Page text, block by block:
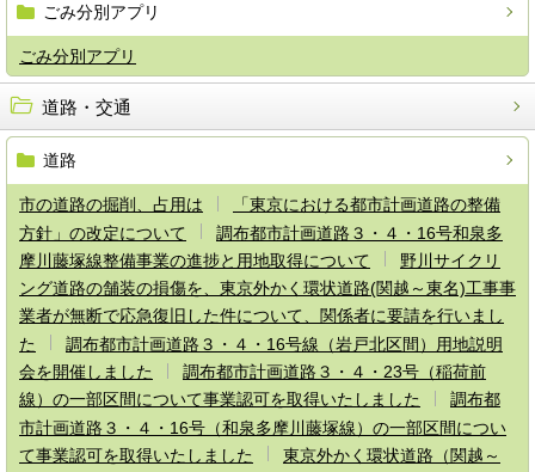
ごみ分別アプリ
ごみ分別アプリ
道路・交通
道路
市の道路の掘削、占用は
「東京における都市計画道路の整備
方針」の改定について
調布都市計画道路３・４・16号和泉多
摩川藤塚線整備事業の進捗と用地取得について
野川サイクリ
ング道路の舗装の損傷を、東京外かく環状道路(関越～東名)工事事
業者が無断で応急復旧した件について、関係者に要請を行いまし
た
調布都市計画道路３・４・16号線（岩戸北区間）用地説明
会を開催しました
調布都市計画道路３・４・23号（稲荷前
線）の一部区間について事業認可を取得いたしました
調布都
市計画道路３・４・16号（和泉多摩川藤塚線）の一部区間につい
て事業認可を取得いたしました
東京外かく環状道路（関越～